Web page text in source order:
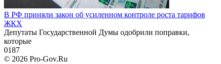
В РФ приняли закон об усиленном контроле роста тарифов
ЖКХ
Депутаты Государственной Думы одобрили поправки,
которые
0187
© 2026 Pro-Gov.Ru